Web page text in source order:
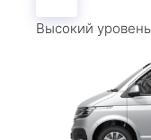
Высокий